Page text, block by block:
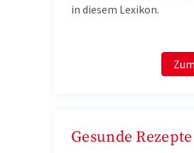
in diesem Lexikon.
Gesunde Rezepte